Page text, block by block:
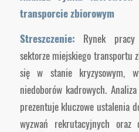
transporcie zbiorowym
Streszczenie: Rynek
sektorze miejskiego transportu
się w stanie kryzysowym,
niedoborów kadrowych.
prezentuje kluczowe ustalenia
wyzwań rekrutacyjnych